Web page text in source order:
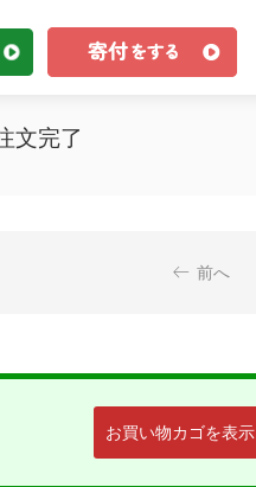
文完了
前へ
お買い物カゴを表示